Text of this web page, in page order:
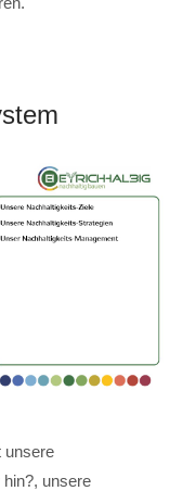
unsere
unsere